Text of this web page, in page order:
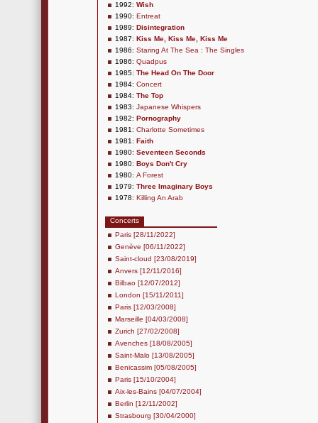
1992: Wish
1990: Entreat
1989: Disintegration
1987: Kiss Me, Kiss Me, Kiss Me
1986: Staring At The Sea : The Singles
1986: Quadpus
1985: The Head On The Door
1984: Concert
1984: The Top
1983: Japanese Whispers
1982: Pornography
1981: Charlotte Sometimes
1981: Faith
1980: Seventeen Seconds
1980: Boys Don't Cry
1980: A Forest
1979: Three Imaginary Boys
1978: Killing An Arab
Concerts
Paris [28/11/2022]
Genève [06/11/2022]
Saint-cloud [23/08/2019]
Anvers [12/11/2016]
Bilbao [12/07/2012]
London [15/11/2011]
Paris [12/03/2008]
Marseille [04/03/2008]
Zurich [27/02/2008]
Avenches [18/08/2005]
Saint-Malo [13/08/2005]
Benicassim [05/08/2005]
Paris [15/10/2004]
Aix-les-Bains [04/07/2004]
Berlin [12/11/2002]
Strasbourg [30/04/2000]